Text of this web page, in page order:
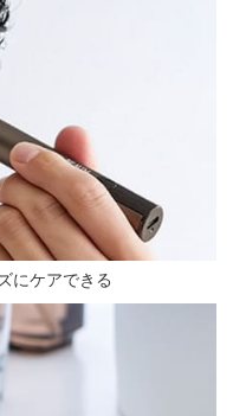
にケアできる